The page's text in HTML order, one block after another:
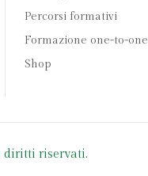
Percorsi formativi
Formazione one-to-one
Shop
riservati.